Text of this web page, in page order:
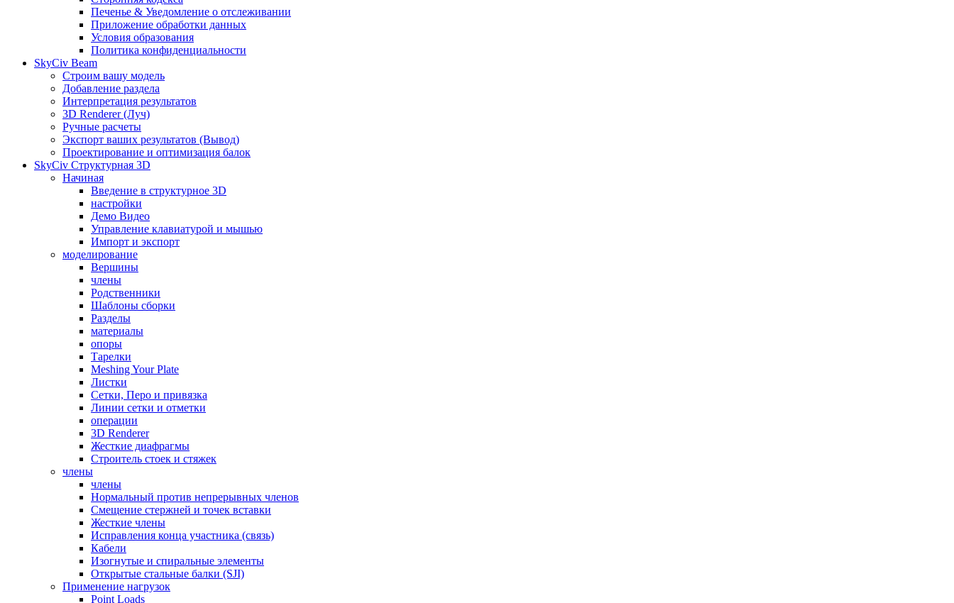
Печенье & Уведомление о отслеживании
Приложение обработки данных
Условия образования
Политика конфиденциальности
SkyCiv Beam
Строим вашу модель
Добавление раздела
Интерпретация результатов
3D Renderer (Луч)
Ручные расчеты
Экспорт ваших результатов (Вывод)
Проектирование и оптимизация балок
SkyCiv Структурная 3D
Начиная
Введение в структурное 3D
настройки
Демо Видео
Управление клавиатурой и мышью
Импорт и экспорт
моделирование
Вершины
члены
Родственники
Шаблоны сборки
Разделы
материалы
опоры
Тарелки
Meshing Your Plate
Листки
Сетки, Перо и привязка
Линии сетки и отметки
операции
3D Renderer
Жесткие диафрагмы
Строитель стоек и стяжек
члены
члены
Нормальный против непрерывных членов
Смещение стержней и точек вставки
Жесткие члены
Исправления конца участника (связь)
Кабели
Изогнутые и спиральные элементы
Открытые стальные балки (SJI)
Применение нагрузок
Point Loads